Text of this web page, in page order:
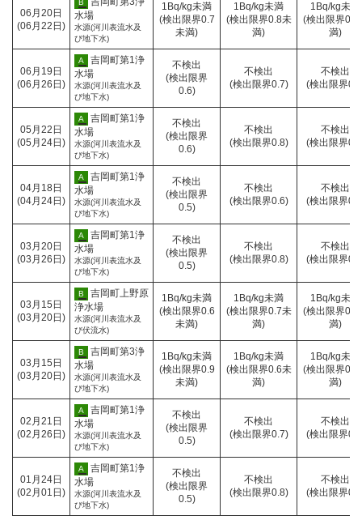
タ
ー
セ
ン
タ
ー
馬
県
薬
剤
師
会・
環
境
衛
生
試
験
セ
ン
タ
ー
採水日時
06月20日
測定結果報告日
(06月22日)
B
団
法
人
群
馬
県
薬
剤
師
会・
環
境
衛
生
試
験
セ
ン
タ
ー
水
場
所
水場
水源(河川表流水及
び地下水)
1Bq/kg未満
(検出限界0.7
未満)
1Bq/kg未満
(検出限界0.8未
満)
1Bq/kg未満
(検出限界0.9
満)
採水日時
06月19日
測定結果報告日
(06月26日)
A
群
馬
県
企
業
局
水
質
検
査
セ
ン
タ
ー
採
水
場
所
吉岡町第1浄
水場
水源(河川表流水及
び地下水)
不検出
(検出限界
0.6)
不検出
(検出限界0.7)
不検出
(検出限界
採水日時
05月22日
測定結果報告日
(05月24日)
A
群
馬
県
企
業
局
水
質
検
査
セ
ン
タ
ー
採
水
場
所
吉岡町第1浄
水場
水源(河川表流水及
び地下水)
不検出
(検出限界
0.6)
不検出
(検出限界0.8)
不検出
(検出限界
採水日時
04月18日
測定結果報告日
(04月24日)
A
群
馬
県
企
業
局
水
質
検
査
セ
ン
タ
ー
採
水
場
所
吉岡町第1浄
水場
水源(河川表流水及
び地下水)
不検出
(検出限界
0.5)
不検出
(検出限界0.6)
不検出
(検出限界
採水日時
03月20日
測定結果報告日
(03月26日)
A
群
馬
県
企
業
局
水
質
検
査
セ
ン
タ
ー
採
水
場
所
吉岡町第1浄
水場
水源(河川表流水及
び地下水)
不検出
(検出限界
0.5)
不検出
(検出限界0.8)
不検出
(検出限界
採水日時
03月15日
測定結果報告日
(03月20日)
B
社
団
法
人
群
馬
県
薬
剤
師
会・
環
境
衛
生
試
験
セ
採
水
場
所
吉岡町上野原
浄水場
水源(河川表流水及
び伏流水)
1Bq/kg未満
(検出限界0.6
未満)
1Bq/kg未満
(検出限界0.7未
満)
1Bq/kg未満
(検出限界0.9
満)
採水日時
03月15日
測定結果報告日
(03月20日)
B
社
団
法
人
群
馬
県
薬
剤
師
会・
環
境
採
水
場
所
吉岡町第3浄
水場
水源(河川表流水及
び地下水)
1Bq/kg未満
(検出限界0.9
未満)
1Bq/kg未満
(検出限界0.6未
満)
1Bq/kg未満
(検出限界0.9
満)
採水日時
02月21日
測定結果報告日
(02月26日)
A
群
馬
県
企
業
局
水
質
検
採
水
場
所
吉岡町第1浄
水場
水源(河川表流水及
び地下水)
不検出
(検出限界
0.5)
不検出
(検出限界0.7)
不検出
(検出限界
採水日時
01月24日
測定結果報告日
(02月01日)
A
群
馬
県
企
採
水
場
所
吉岡町第1浄
水場
水源(河川表流水及
び地下水)
不検出
(検出限界
0.5)
不検出
(検出限界0.8)
不検出
(検出限界